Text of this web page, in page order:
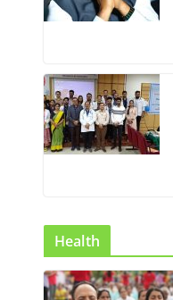
Health